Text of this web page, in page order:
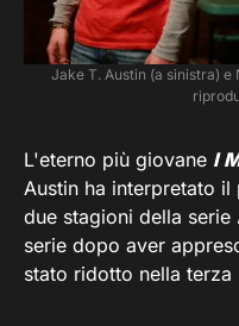
Jake T. Austin (a sinistra) e
L'eterno più giovane I
Austin ha interpretato
due stagioni della serie
serie dopo aver
stato ridotto nella terza